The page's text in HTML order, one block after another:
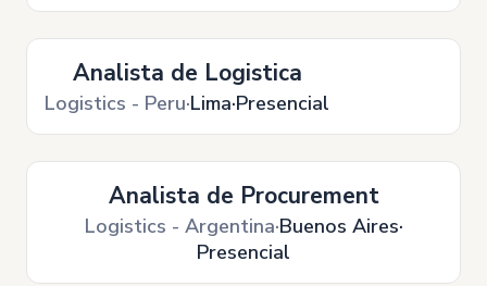
Analista de Logistica
Logistics - Peru Lima Presencial
Analista de Procurement
Logistics - Argentina Buenos Aires
Presencial